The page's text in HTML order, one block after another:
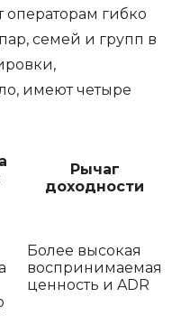
гибко
семей и групп в
имеют четыре
Рычаг
доходности
Более высокая
воспринимаемая
ценность и ADR